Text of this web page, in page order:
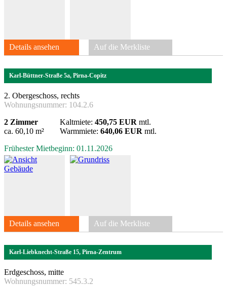
Details ansehen Auf die Merkliste
Karl-Büttner-Straße 5a, Pirna-Copitz
2. Obergeschoss, rechts
Wohnungsnummer: 104.2.6
2 Zimmer
ca. 60,10 m²
Kaltmiete: 450,75 EUR mtl.
Warmmiete: 640,06 EUR mtl.
Frühester Mietbeginn: 01.11.2026
Details ansehen Auf die Merkliste
Karl-Liebknecht-Straße 15, Pirna-Zentrum
Erdgeschoss, mitte
Wohnungsnummer: 545.3.2